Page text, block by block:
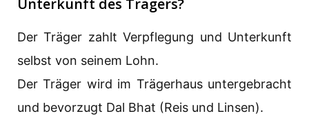
Unterkunft des Trägers?
Der Träger zahlt Verpflegung und Unterkunft
selbst von seinem Lohn.
Der Träger wird im Trägerhaus untergebracht
und bevorzugt Dal Bhat (Reis und Linsen).